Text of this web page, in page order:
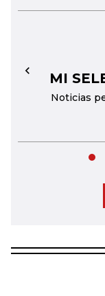
MI
Noticias
←